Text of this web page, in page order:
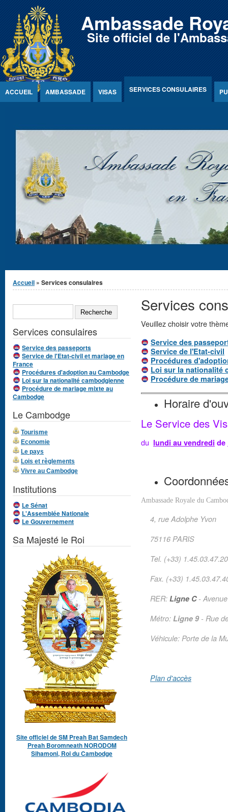
Jump to Content Ambassade
Site officiel de
ACCUEIL AMBASSADE VISAS SERVICES CONSULAIRES
Vous êtes ici
Accueil » Services consulaires
Services
Veuillez choisir votre
Service des
Service de l'Etat-civil
Procédures
Loi sur la nationalité
Procédure de
Horaire
Le Service des
du lundi au vendredi de
Ambassade Royale du
4, rue Adolphe Yvon
75116 PARIS
Tel. (+33) 1.45.03.47.20
Fax. (+33)
RER: Ligne C-
Métro: Ligne 9 - Rue
Véhicule: Porte de la
Plan d'accès
Formulaire de
recherche
Services consulaires
Service des passeports
Service de l'Etat-civil et mariage en
France
Procédures d'adoption au Cambodge
Loi sur la nationalité cambodgienne
Procédure de mariage mixte au
Cambodge
Le Cambodge
Tourisme
Economie
Le pays
Lois et règlements
Vivre au Cambodge
Institutions
Le Sénat
L'Assemblée Nationale
Le Gouvernement
Sa Majesté le Roi
Site officiel de SM Preah Bat Samdech
Preah Boromneath NORODOM
Sihamoni, Roi du Cambodge